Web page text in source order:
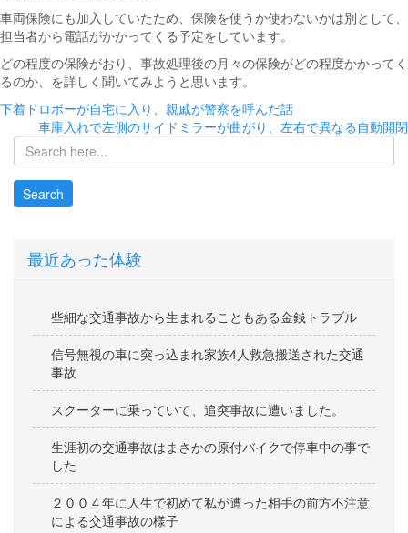
車両保険にも加入していたため、保険を使うか使わないかは別として、
担当者から電話がかかってくる予定をしています。
どの程度の保険がおり、事故処理後の月々の保険がどの程度かかってく
るのか、を詳しく聞いてみようと思います。
投
稿
ナ
ビ
下着ドロボーが自宅に入り、親戚が警察を呼んだ話
車庫入れで左側のサイドミラーが曲がり、左右で異なる自動開閉
最近あった体験
些細な交通事故から生まれることもある金銭トラブル
信号無視の車に突っ込まれ家族4人救急搬送された交通
事故
スクーターに乗っていて、追突事故に遭いました。
生涯初の交通事故はまさかの原付バイクで停車中の事で
した
２００４年に人生で初めて私が遭った相手の前方不注意
による交通事故の様子